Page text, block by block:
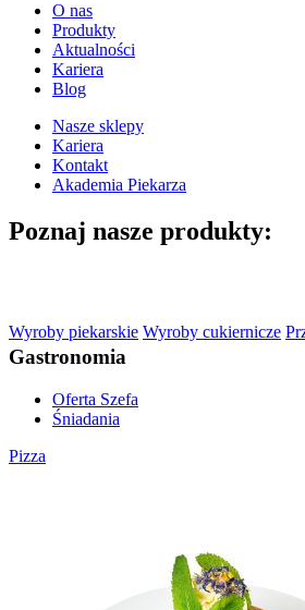
O nas
Produkty
Aktualności
Kariera
Blog
Nasze sklepy
Kariera
Kontakt
Akademia Piekarza
Poznaj nasze produkty:
Wyroby piekarskie Wyroby cukiernicze
Gastronomia
Oferta Szefa
Śniadania
Pizza